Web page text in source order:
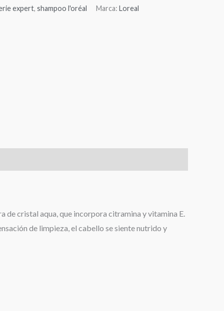
expert, shampoo l'oréal Marca: Loreal
de cristal aqua, que incorpora citramina y vitamina E.
de limpieza, el cabello se siente nutrido y